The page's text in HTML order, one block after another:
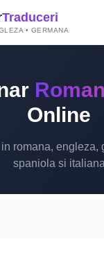
Traduceri
• GERMANA
Online
romana, engleza,
spaniola si italiana